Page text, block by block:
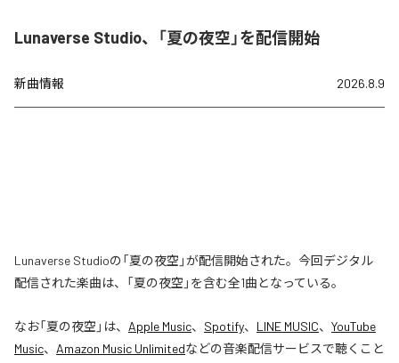
Lunaverse Studio、「夏の夜空」を配信開始
新曲情報 2026.8.9
Lunaverse Studioの「夏の夜空」が配信開始された。今回デジタル
配信された楽曲は、「夏の夜空」を含む全1曲となっている。
なお「夏の夜空 」は、 Apple Music、 Spotify、 LINE MUSIC、 YouTube
Music、 Amazon Music Unlimitedなどの音楽配信サービスで聴くこと